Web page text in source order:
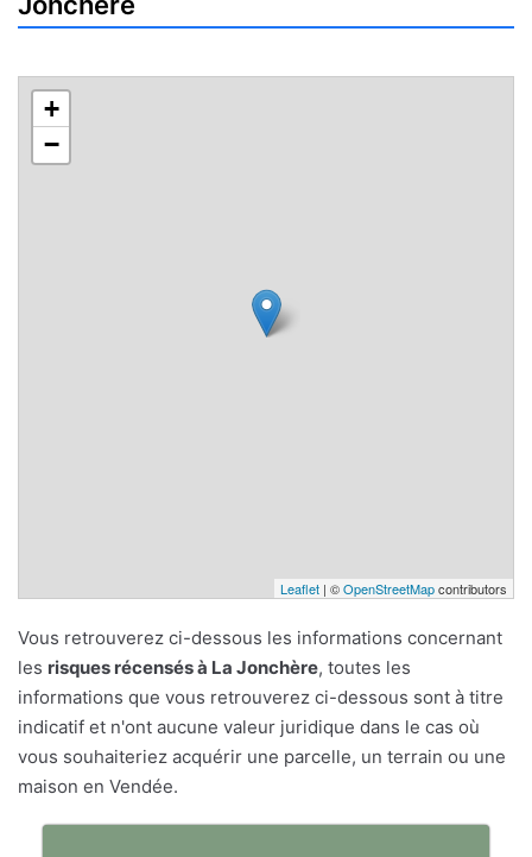
+
−
Leaflet | ©OpenStreetMapcontributors
Vous retrouverez ci-dessous les informations concernant
les risques récensés à La Jonchère, toutes les
informations que vous retrouverez ci-dessous sont à titre
indicatif et n'ont aucune valeur juridique dans le cas où
vous souhaiteriez acquérir une parcelle, un terrain ou une
maison en Vendée.